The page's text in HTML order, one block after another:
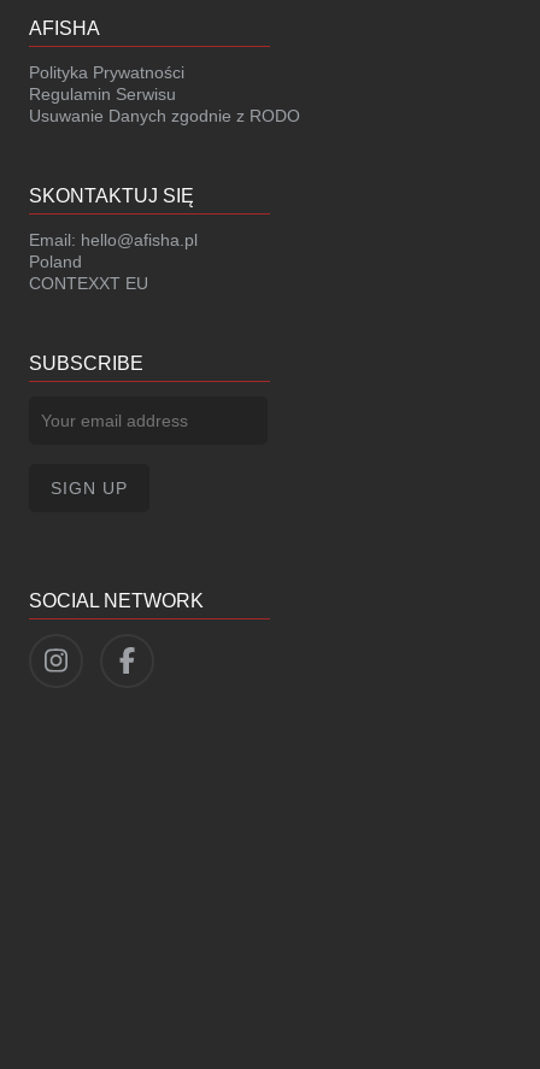
AFISHA
Polityka Prywatności
Regulamin Serwisu
Usuwanie Danych zgodnie z RODO
SKONTAKTUJ SIĘ
Email: hello@afisha.pl
Poland
CONTEXXT EU
SUBSCRIBE
SOCIAL NETWORK